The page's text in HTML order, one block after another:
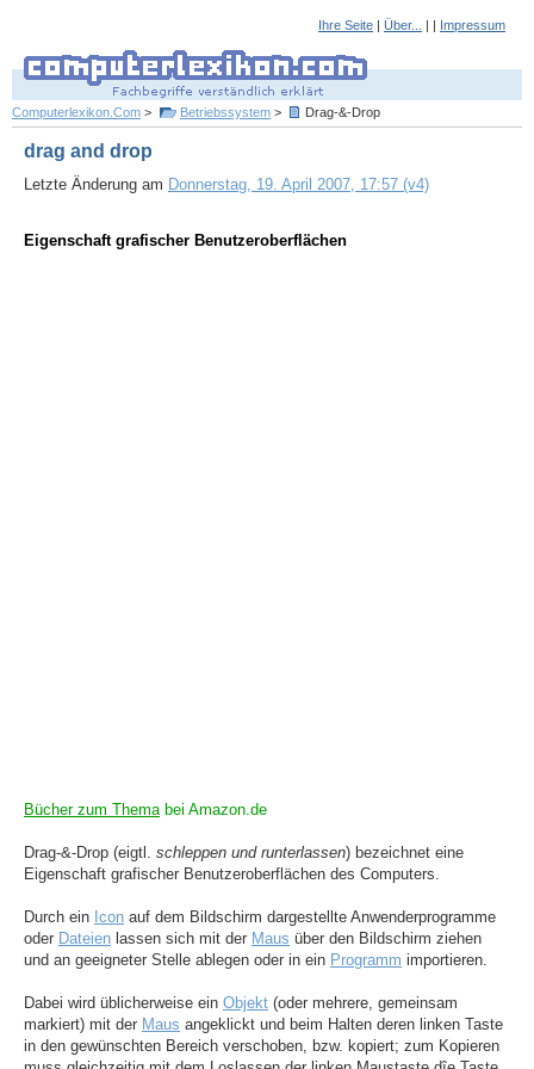
Ihre Seite | Über... | | Impressum
Computerlexikon.Com > Betriebssystem > Drag-&-Drop
drag and drop
Letzte Änderung am Donnerstag, 19. April 2007, 17:57 (v4)
Eigenschaft grafischer Benutzeroberflächen
Bücher zum Themabei Amazon.de
Drag-&-Drop (eigtl. schleppen und runterlassen) bezeichnet eine
Eigenschaft grafischer Benutzeroberflächen des Computers.
Durch ein Icon auf dem Bildschirm dargestellte Anwenderprogramme
oder Dateien lassen sich mit der Maus über den Bildschirm ziehen
und an geeigneter Stelle ablegen oder in ein Programm importieren.
Dabei wird üblicherweise ein Objekt (oder mehrere, gemeinsam
markiert) mit der Maus angeklickt und beim Halten deren linken Taste
in den gewünschten Bereich verschoben, bzw. kopiert; zum Kopieren